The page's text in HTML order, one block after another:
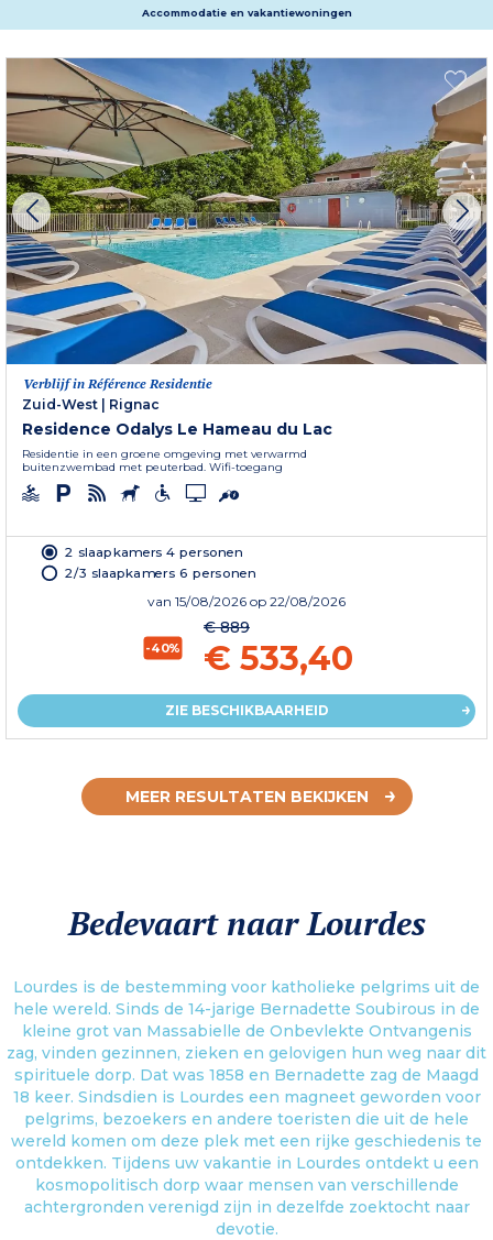
Accommodatie en vakantiewoningen
Verblijf in Référence Residentie
Zuid-West | Rignac
Residence Odalys Le Hameau du Lac
Residentie in een groene omgeving met verwarmd
buitenzwembad met peuterbad. Wifi-toegang
2 slaapkamers 4 personen
2/3 slaapkamers 6 personen
van 15/08/2026 op 22/08/2026
-40%
€ 889
€ 533,40
ZIE BESCHIKBAARHEID
MEER RESULTATEN BEKIJKEN
Bedevaart naar Lourdes
Lourdes is de bestemming voor katholieke pelgrims uit de
hele wereld. Sinds de 14-jarige Bernadette Soubirous in de
kleine grot van Massabielle de Onbevlekte Ontvangenis
zag, vinden gezinnen, zieken en gelovigen hun weg naar dit
spirituele dorp. Dat was 1858 en Bernadette zag de Maagd
18 keer. Sindsdien is Lourdes een magneet geworden voor
pelgrims, bezoekers en andere toeristen die uit de hele
wereld komen om deze plek met een rijke geschiedenis te
ontdekken. Tijdens uw vakantie in Lourdes ontdekt u een
kosmopolitisch dorp waar mensen van verschillende
achtergronden verenigd zijn in dezelfde zoektocht naar
devotie.